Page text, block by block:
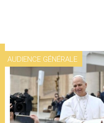
AUDIENCE GÉNÉRALE